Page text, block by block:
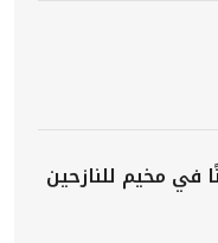
في مخيم للنازحين